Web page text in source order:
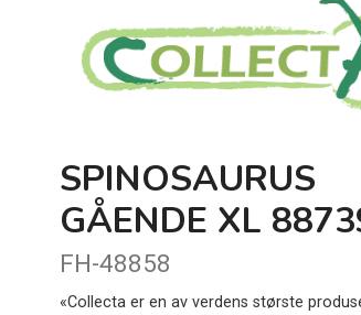
SPINOSAURUS
GÅENDE XL
FH-48858
«Collecta er en av verdens største